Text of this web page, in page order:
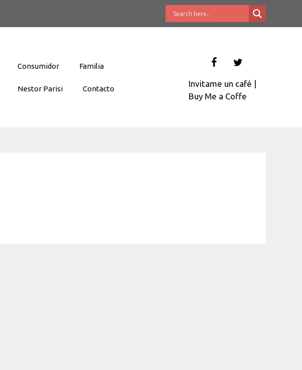
Consumidor Familia
Nestor Parisi Contacto
Invitame un café |
Buy Me a Coffe